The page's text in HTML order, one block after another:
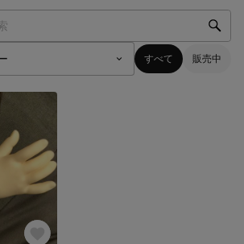
すべて 販売中